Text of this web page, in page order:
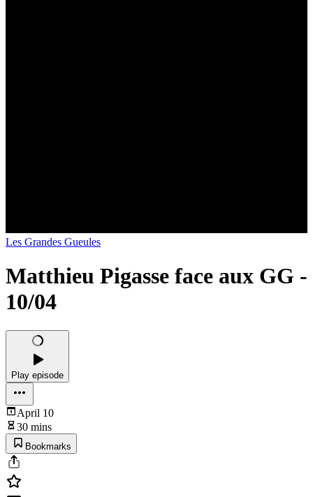
Les Grandes Gueules
Matthieu Pigasse face aux GG -
10/04
Play episode
April 10
30 mins
Bookmarks